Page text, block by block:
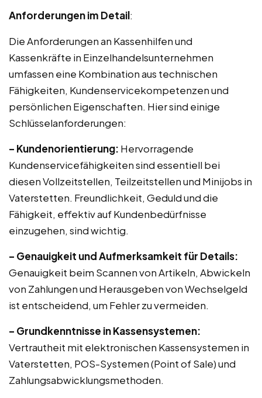
Anforderungen im Detail:
Die Anforderungen an Kassenhilfen und
Kassenkräfte in Einzelhandelsunternehmen
umfassen eine Kombination aus technischen
Fähigkeiten, Kundenservicekompetenzen und
persönlichen Eigenschaften. Hier sind einige
Schlüsselanforderungen:
– Kundenorientierung: Hervorragende
Kundenservicefähigkeiten sind essentiell bei
diesen Vollzeitstellen, Teilzeitstellen und Minijobs in
Vaterstetten. Freundlichkeit, Geduld und die
Fähigkeit, effektiv auf Kundenbedürfnisse
einzugehen, sind wichtig.
– Genauigkeit und Aufmerksamkeit für Details:
Genauigkeit beim Scannen von Artikeln, Abwickeln
von Zahlungen und Herausgeben von Wechselgeld
ist entscheidend, um Fehler zu vermeiden.
– Grundkenntnisse in Kassensystemen:
Vertrautheit mit elektronischen Kassensystemen in
Vaterstetten, POS-Systemen (Point of Sale) und
Zahlungsabwicklungsmethoden.